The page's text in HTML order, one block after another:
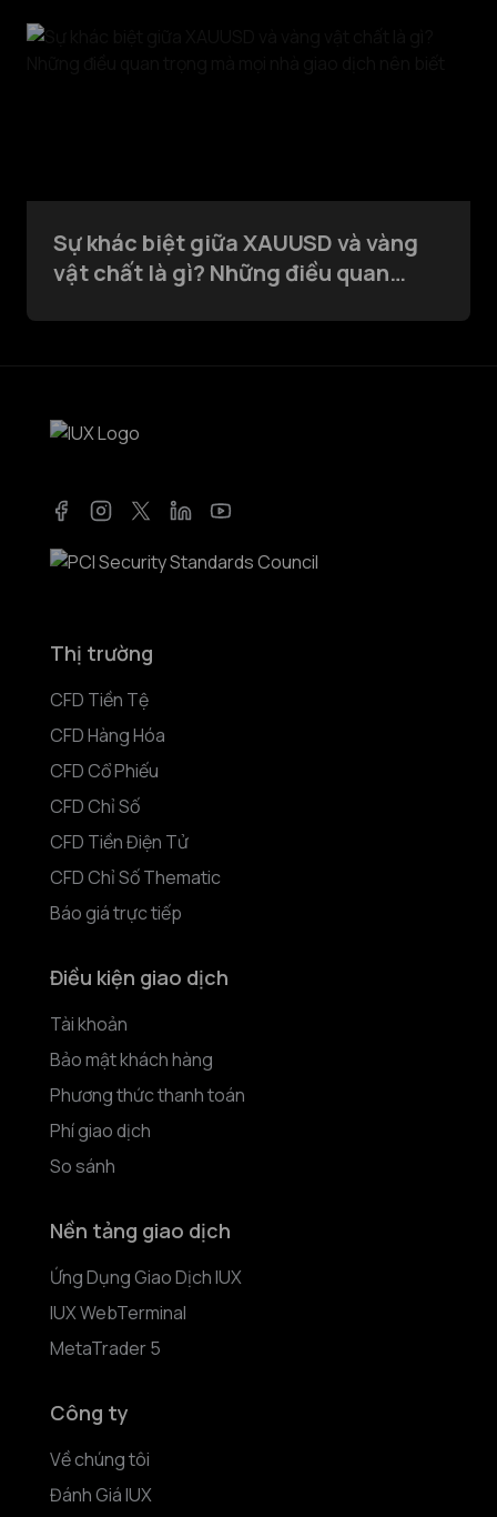
Sự khác biệt giữa XAUUSD và vàng
vật chất là gì? Những điều quan
Thị trường
CFD Tiền Tệ
CFD Hàng Hóa
CFD Cổ Phiếu
CFD Chỉ Số
CFD Tiền Điện Tử
CFD Chỉ Số Thematic
Báo giá trực tiếp
Điều kiện giao dịch
Tài khoản
Bảo mật khách hàng
Phương thức thanh toán
Phí giao dịch
So sánh
Nền tảng giao dịch
Ứng Dụng Giao Dịch IUX
IUX WebTerminal
MetaTrader 5
Công ty
Về chúng tôi
Đánh Giá IUX